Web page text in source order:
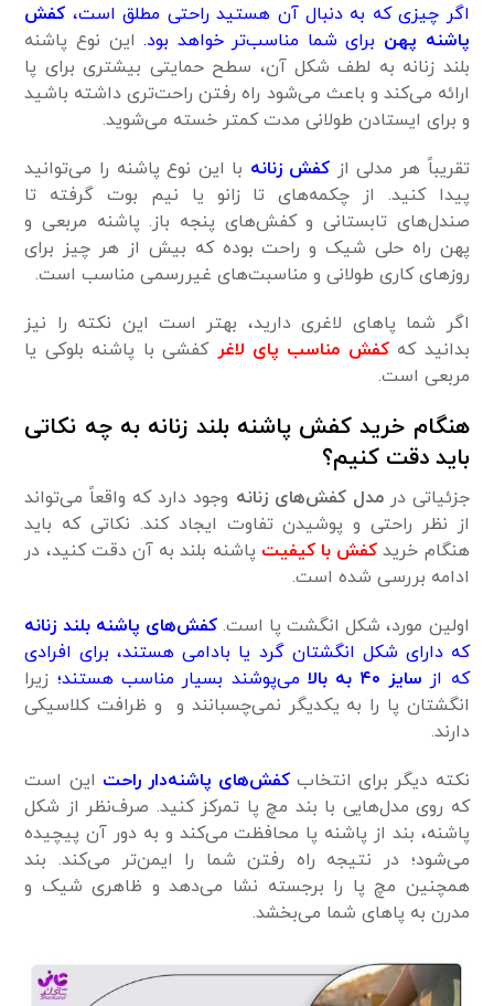
اگر چیزی که به دنبال آن هستید راحتی مطلق است، کفش
پاشنه پهن برای شما مناسب‌تر خواهد بود.این نوع پاشنه
بلند زنانه به لطف شکل آن، سطح حمایتی بیشتری برای پا
ارائه می‌کند و باعث می‌شود راه رفتن راحت‌تری داشته باشید
و برای ایستادن طولانی مدت کمتر خسته می‌شوید.
تقریباً هر مدلی از کفش زنانه با این نوع پاشنه را می‌توانید
پیدا کنید. از چکمه‌های تا زانو یا نیم بوت گرفته تا
صندل‌های تابستانی و کفش‌های پنجه باز. پاشنه مربعی و
پهن راه حلی شیک و راحت بوده که بیش از هر چیز برای
روزهای کاری طولانی و مناسبت‌های غیررسمی مناسب است.
اگر شما پاهای لاغری دارید، بهتر است این نکته را نیز
بدانید کهکفش مناسب پای لاغر کفشی با پاشنه بلوکی یا
مربعی است.
هنگام خرید کفش پاشنه بلند زنانه به چه نکاتی
باید دقت کنیم؟
جزئیاتی درمدل کفش‌های زنانه وجود دارد که واقعاً می‌تواند
از نظر راحتی و پوشیدن تفاوت ایجاد کند. نکاتی که باید
هنگام خرید کفش با کیفیت پاشنه بلند به آن دقت کنید، در
ادامه بررسی شده است.
اولین مورد، شکل انگشت پا است. کفش‌های پاشنه بلند زنانه
که دارای شکل انگشتان گرد یا بادامی هستند، برای افرادی
که از سایز ۴۰ به بالا می‌پوشند بسیار مناسب هستند؛ زیرا
انگشتان پا را به یکدیگر نمی‌چسبانند و و ظرافت کلاسیکی
دارند.
نکته دیگر برای انتخاب کفش‌های پاشنه‌دار راحت این است
که روی مدل‌هایی با بند مچ پا تمرکز کنید. صرف‌نظر از شکل
پاشنه، بند از پاشنه پا محافظت می‌کند و به دور آن پیچیده
می‌شود؛ در نتیجه راه رفتن شما را ایمن‌تر می‌کند. بند
همچنین مچ پا را برجسته نشا می‌دهد و ظاهری شیک و
مدرن به پاهای شما می‌بخشد.